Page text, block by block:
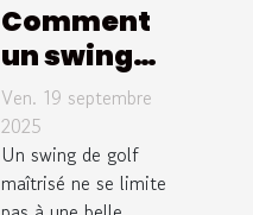
Comment
un swing
efficace
peut
transformer
votre jeu de
Ven. 19 septembre
2025
Un swing de golf
maîtrisé ne se limite